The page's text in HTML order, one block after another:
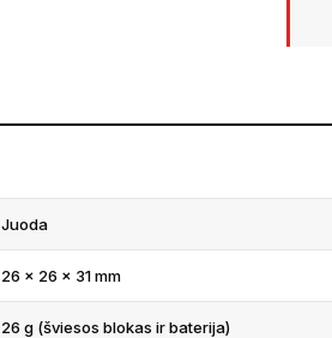
Juoda
26 x 26 x 31 mm
26 g (šviesos blokas ir baterija)